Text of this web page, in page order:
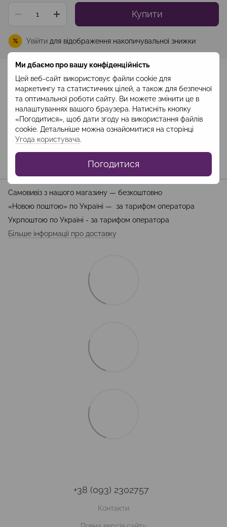
Ми дбаємо про вашу конфіденційність
Цей веб-сайт використовує файли cookie для
маркетингу та статистичних цілей, а також для безпечної
та оптимальної роботи сайту. Ви можете змінити це в
налаштуваннях вашого браузера. Натисніть кнопку
«Погодитися», щоб дати згоду на використання файлів
cookie. Детальніше можна ознайомитися на сторінці
Угода користувача.
Погодитися
Купити
% Увійти для відображення накопичувальної знижки
До обраного
Опис
Склад: Поліестер -100%, підклад -віскоза 100%
Довжина виробу - 94-95 см
Доставка Оплата
Самовивіз з нашого магазину — безкоштовно
«Новою поштою» по Україні — за тарифом оператора
Укрпоштою по Україні - за тарифом оператора
Більше інформації про доставку
+38 (093) 2302757
Контакти